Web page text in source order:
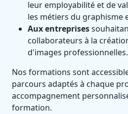
leur employabilité et de
les métiers du graphisme
Aux entreprises
collaborateurs à la
d'images professionnelles.
Nos formations sont
parcours adaptés à chaque
accompagnement
formation.